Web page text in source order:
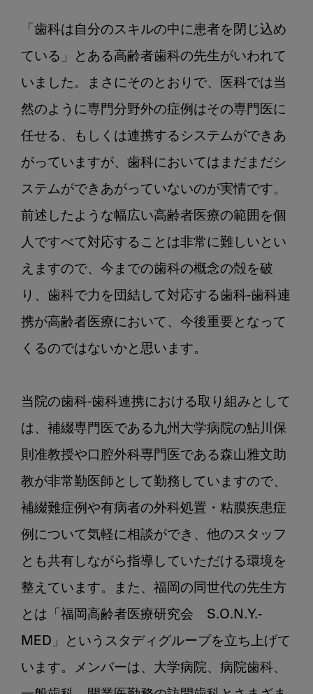
「歯科は自分のスキルの中に患者を閉じ込め
ている」とある高齢者歯科の先生がいわれて
いました。まさにそのとおりで、医科では当
然のように専門分野外の症例はその専門医に
任せる、もしくは連携するシステムができあ
がっていますが、歯科においてはまだまだシ
ステムができあがっていないのが実情です。
前述したような幅広い高齢者医療の範囲を個
人ですべて対応することは非常に難しいとい
えますので、今までの歯科の概念の殻を破
り、歯科で力を団結して対応する歯科-歯科連
携が高齢者医療において、今後重要となって
くるのではないかと思います。
当院の歯科-歯科連携における取り組みとして
は、補綴専門医である九州大学病院の鮎川保
則准教授や口腔外科専門医である森山雅文助
教が非常勤医師として勤務していますので、
補綴難症例や有病者の外科処置・粘膜疾患症
例について気軽に相談ができ、他のスタッフ
とも共有しながら指導していただける環境を
整えています。また、福岡の同世代の先生方
とは「福岡高齢者医療研究会　S.O.N.Y.-
MED」というスタディグループを立ち上げて
います。メンバーは、大学病院、病院歯科、